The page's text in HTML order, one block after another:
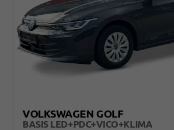
VOLKSWAGEN GOLF
BASIS LED+PDC+VICO+KLIMA